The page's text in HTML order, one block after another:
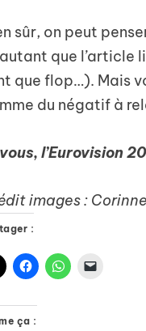
sûr, on peut
que l’article
que flop…). Mais
du négatif à
l’Eurovision
images :
:
ça :